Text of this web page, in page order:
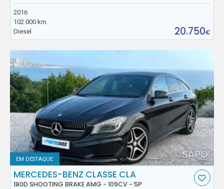
2016
102.000 km
Diesel
20.750€
EM DESTAQUE
MERCEDES-BENZ CLASSE CLA
180D SHOOTING BRAKE AMG - 109CV - 5P